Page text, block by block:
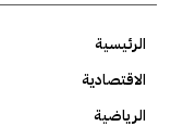
الرئيسية
الاقتصادية
الرياضية